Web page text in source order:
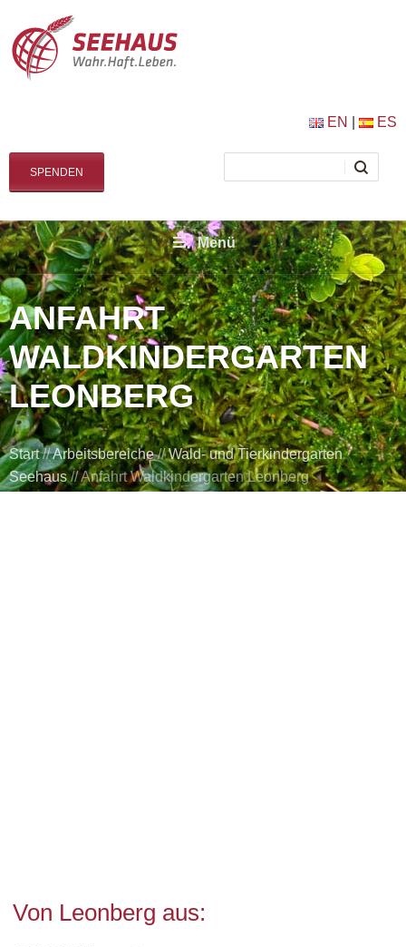
EN ES
SPENDEN
Menü
ANFAHRT
WALDKINDERGARTEN
LEONBERG
Start//Arbeitsbereiche//Wald- und Tierkindergarten
Seehaus//Anfahrt Waldkindergarten Leonberg
Von Leonberg aus: